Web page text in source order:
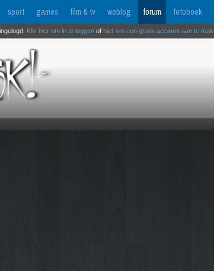
sport games film & tv weblog forum fotoboek
Klik hier om in te loggen of hier om een gratis account aan te